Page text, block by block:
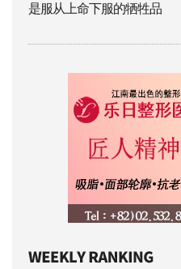
是服从上命下服的牺牲品